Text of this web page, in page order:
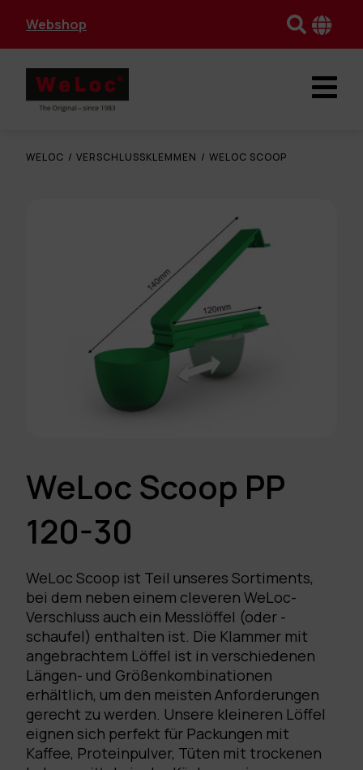
Webshop
WELOC / VERSCHLUSSKLEMMEN / WELOC SCOOP
WeLoc Scoop PP
120-30
WeLoc Scoop ist Teil unseres Sortiments,
bei dem neben einem cleveren WeLoc-
Verschluss auch ein Messlöffel (oder -
schaufel) enthalten ist. Die Klammer mit
angebrachtem Löffel ist in verschiedenen
Längen- und Größenkombinationen
erhältlich, um den meisten Anforderungen
gerecht zu werden. Unsere kleineren Löffel
eignen sich perfekt für Packungen mit
Kaffee, Proteinpulver, Tüten mit trockenen